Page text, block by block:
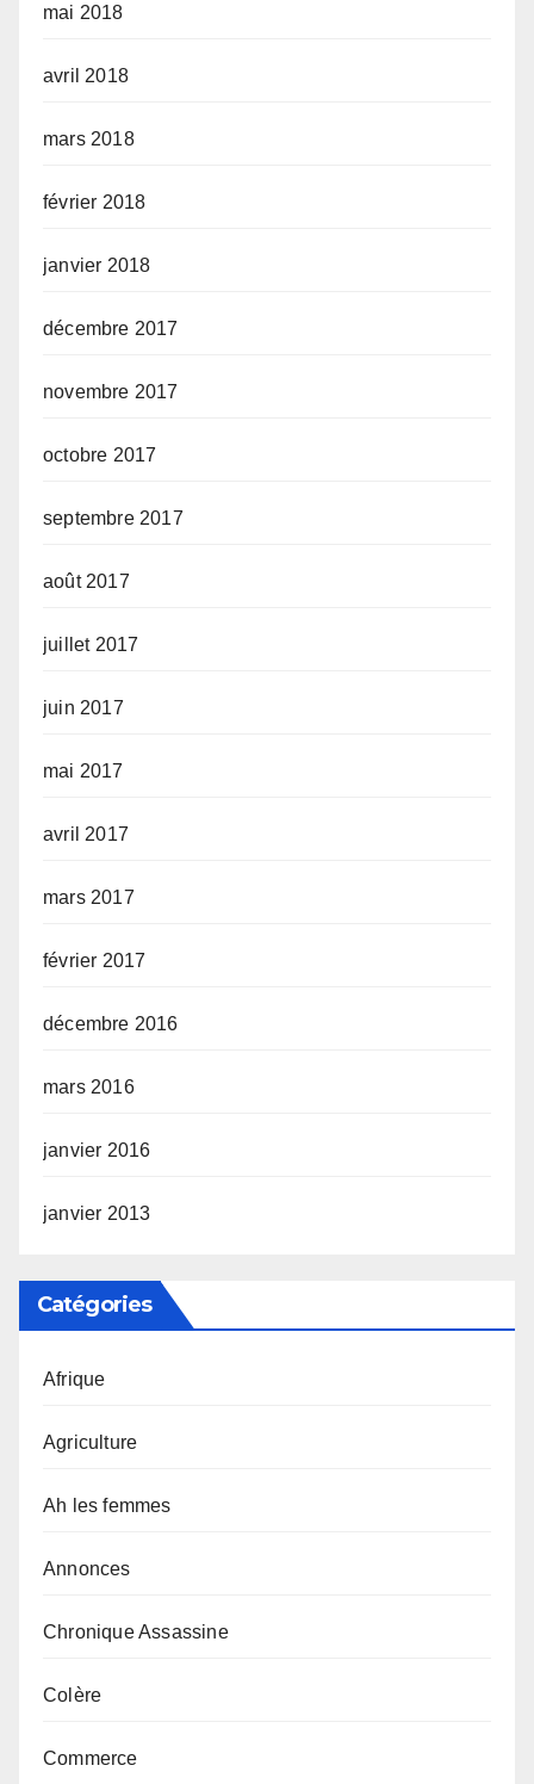
mai 2018
avril 2018
mars 2018
février 2018
janvier 2018
décembre 2017
novembre 2017
octobre 2017
septembre 2017
août 2017
juillet 2017
juin 2017
mai 2017
avril 2017
mars 2017
février 2017
décembre 2016
mars 2016
janvier 2016
janvier 2013
Catégories
Afrique
Agriculture
Ah les femmes
Annonces
Chronique Assassine
Colère
Commerce